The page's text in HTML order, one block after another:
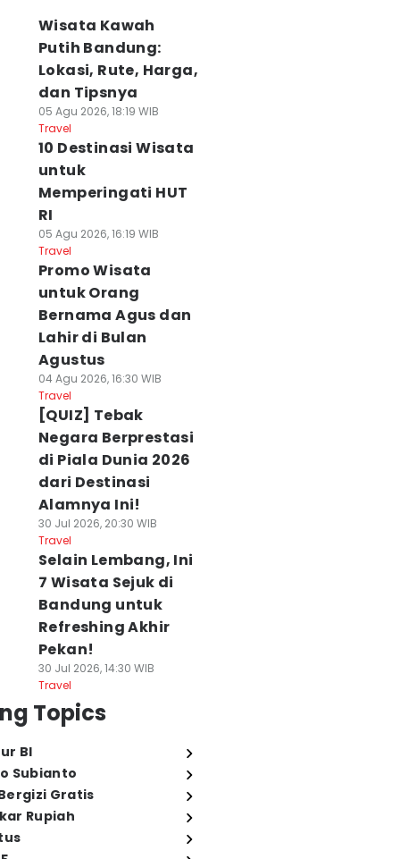
Wisata Kawah
Putih Bandung:
Lokasi, Rute, Harga,
dan Tipsnya
05 Agu 2026, 18:19 WIB
Travel
10 Destinasi Wisata
untuk
Memperingati HUT
RI
05 Agu 2026, 16:19 WIB
Travel
Promo Wisata
untuk Orang
Bernama Agus dan
Lahir di Bulan
Agustus
04 Agu 2026, 16:30 WIB
Travel
[QUIZ] Tebak
Negara Berprestasi
di Piala Dunia 2026
dari Destinasi
Alamnya Ini!
30 Jul 2026, 20:30 WIB
Travel
Selain Lembang, Ini
7 Wisata Sejuk di
Bandung untuk
Refreshing Akhir
Pekan!
30 Jul 2026, 14:30 WIB
Travel
Topics
BI
Subianto
Gratis
Rupiah